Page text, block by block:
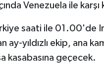
Venezuela ile karşı
saati ile 01.00'de
ay-yıldızlı ekip, ana
kasabasına geçecek.